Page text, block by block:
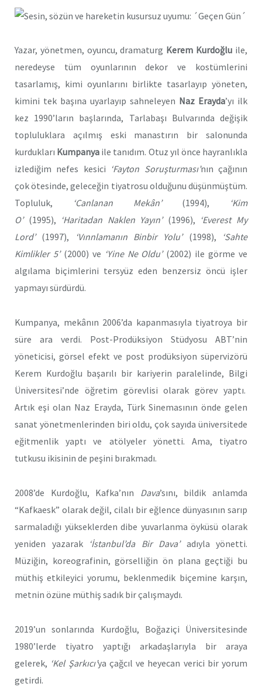
Yazar, yönetmen, oyuncu, dramaturg Kerem Kurdoğlu ile,
neredeyse tüm oyunlarının dekor ve kostümlerini
tasarlamış, kimi oyunlarını birlikte tasarlayıp yöneten,
kimini tek başına uyarlayıp sahneleyen Naz Erayda’yı ilk
kez 1990’ların başlarında, Tarlabaşı Bulvarında değişik
topluluklara açılmış eski manastırın bir salonunda
kurdukları Kumpanya ile tanıdım. Otuz yıl önce hayranlıkla
izlediğim nefes kesici ‘Fayton Soruşturması’nın çağının
çok ötesinde, geleceğin tiyatrosu olduğunu düşünmüştüm.
Topluluk,
‘Canlanan Mekân’(1994),
‘Kim
O’(1995), ‘Haritadan Naklen Yayın’(1996), ‘Everest My
Lord’(1997), ‘Vınnlamanın Binbir Yolu’(1998),
‘Sahte
Kimlikler 5’(2000) ve ‘Yine Ne Oldu’ (2002) ile görme ve
algılama biçimlerini tersyüz eden benzersiz öncü işler
yapmayı sürdürdü.
Kumpanya, mekânın 2006’da kapanmasıyla tiyatroya bir
süre ara verdi. Post-Prodüksiyon Stüdyosu ABT’nin
yöneticisi, görsel efekt ve post prodüksiyon süpervizörü
Kerem Kurdoğlu başarılı bir kariyerin paralelinde, Bilgi
Üniversitesi’nde öğretim görevlisi olarak görev yaptı.
Artık eşi olan Naz Erayda, Türk Sinemasının önde gelen
sanat yönetmenlerinden biri oldu, çok sayıda üniversitede
eğitmenlik yaptı ve atölyeler yönetti. Ama, tiyatro
tutkusu ikisinin de peşini bırakmadı.
2008’de Kurdoğlu, Kafka’nın Dava’sını, bildik anlamda
“Kafkaesk” olarak değil, cilalı bir eğlence dünyasının sarıp
sarmaladığı yükseklerden dibe yuvarlanma öyküsü olarak
yeniden yazarak
‘İstanbul’da Bir Dava’adıyla yönetti.
Müziğin, koreografinin, görselliğin ön plana geçtiği bu
müthiş etkileyici yorumu, beklenmedik biçemine karşın,
metnin özüne müthiş sadık bir çalışmaydı.
2019’un sonlarında Kurdoğlu, Boğaziçi Üniversitesinde
1980’lerde tiyatro yaptığı arkadaşlarıyla bir araya
gelerek, ‘Kel Şarkıcı’ya çağcıl ve heyecan verici bir yorum
getirdi.